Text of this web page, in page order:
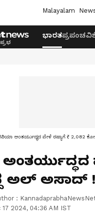
Malayalam
ಭಾರತಪ್ರಪಂಚ
ಅಂತರ್ಯುದ್ಧದ ವೇಳೆ ರಷ್ಯಾಗೆ ₹ 2,082
ಅಲ್‌ ಅಸಾದ್‌ !
:
17 2024, 04:36 AM IST